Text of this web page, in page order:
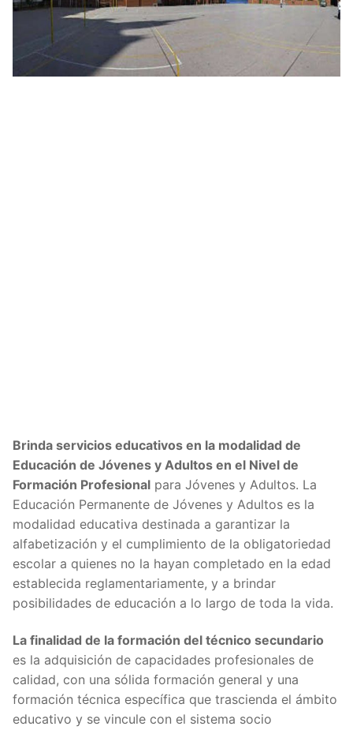
Brinda servicios educativos en la modalidad de
Educación de Jóvenes y Adultos en el Nivel de
Formación Profesional para Jóvenes y Adultos. La
Educación Permanente de Jóvenes y Adultos es la
modalidad educativa destinada a garantizar la
alfabetización y el cumplimiento de la obligatoriedad
escolar a quienes no la hayan completado en la edad
establecida reglamentariamente, y a brindar
posibilidades de educación a lo largo de toda la vida.
La finalidad de la formación del técnico secundario
es la adquisición de capacidades profesionales de
calidad, con una sólida formación general y una
formación técnica específica que trascienda el ámbito
educativo y se vincule con el sistema socio